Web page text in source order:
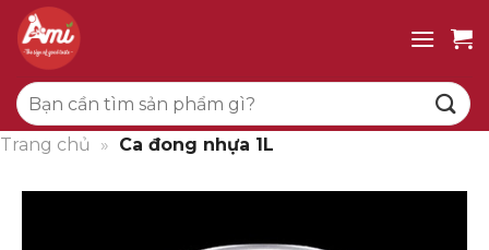
qua
dung
Tìm
kiếm:
Trang chủ » Ca đong nhựa 1L